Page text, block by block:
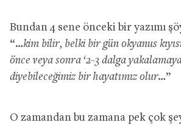
Bundan 4 sene önceki bir yazımı
“…kim bilir, belki bir gün okyanus
önce veya sonra ‘2-3 dalga
diyebileceğimiz bir hayatımız olur…”
O zamandan bu zamana pek çok